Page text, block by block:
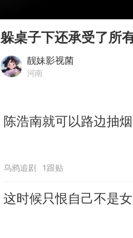
村民谈“
郑国霖
80后女
躲桌子下还承受了所
靓妹影视菌
河南
陈浩南就可以路边抽烟
乌鸦追剧 1跟贴
这时候只恨自己不是女